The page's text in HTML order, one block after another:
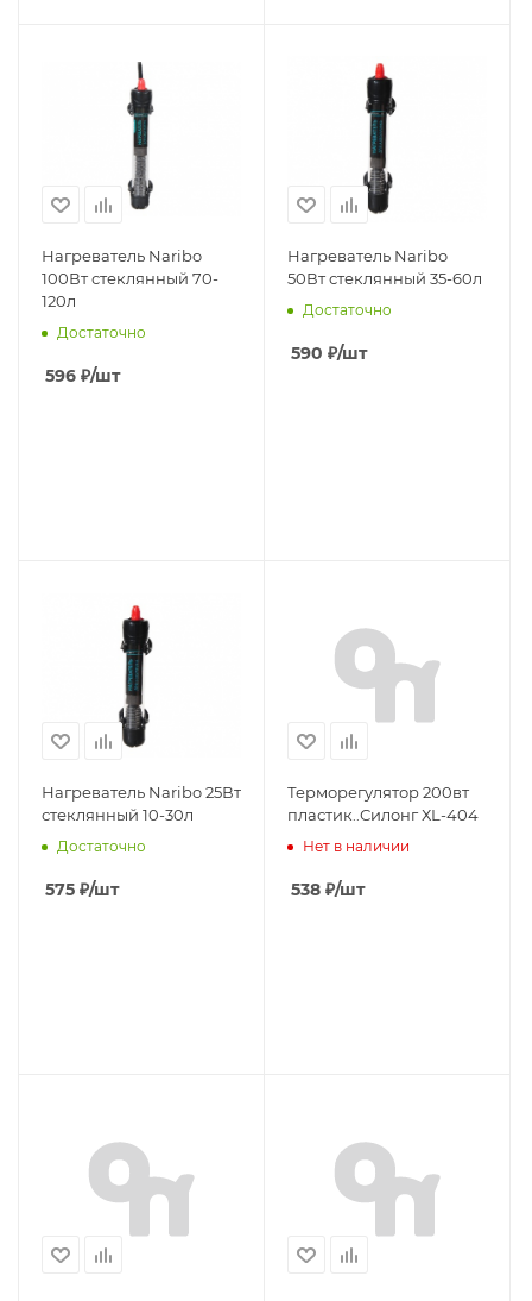
Нагреватель Naribo
100Вт стеклянный 70-
120л
Достаточно
596 ₽/шт
Нагреватель Naribo
50Вт стеклянный 35-60л
Достаточно
590 ₽/шт
Нагреватель Naribo 25Вт
стеклянный 10-30л
Достаточно
575 ₽/шт
Терморегулятор 200вт
пластик..Силонг ХL-404
Нет в наличии
538 ₽/шт